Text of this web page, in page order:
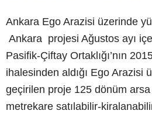
Ankara Ego Arazisi üzerinde
Ankara projesi Ağustos ayı
Pasifik-Çiftay Ortaklığı’nın
ihalesinden aldığı Ego Arazisi
geçirilen proje 125 dönüm
metrekare satılabilir-